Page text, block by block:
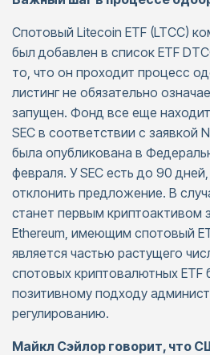
Спотовый Litecoin ETF (LTCC)
был добавлен в список ETF
то, что он проходит процесс
листинг не обязательно
запущен. Фонд все еще
SEC в соответствии с заявкой
была опубликована в
февраля. У SEC есть до 90
отклонить предложение. В
станет первым криптоактивом
Ethereum, имеющим спотовый
является частью растущего
спотовых криптовалютных ETF
позитивному подходу
регулированию.
Майкл Сэйлор говорит, что